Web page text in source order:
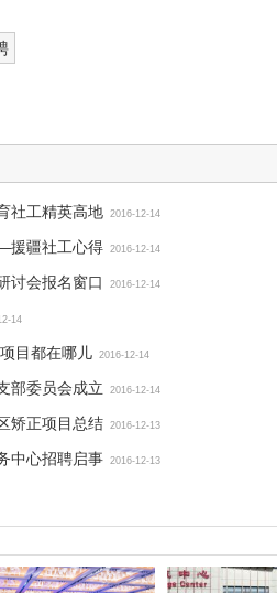
社工精英高地 2016-12-14
援疆社工心得 2016-12-14
讨会报名窗口 2016-12-14
14
目都在哪儿 2016-12-14
部委员会成立 2016-12-14
矫正项目总结 2016-12-13
中心招聘启事 2016-12-13